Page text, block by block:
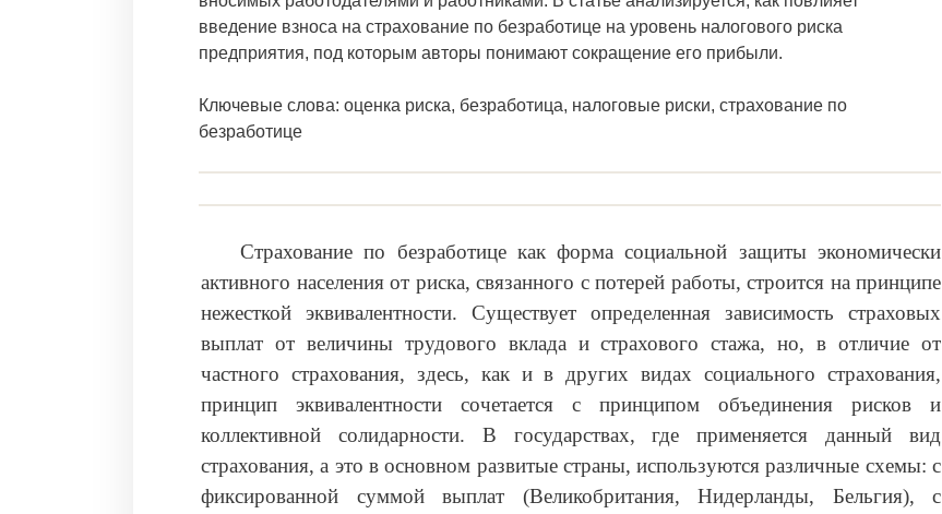
введение взноса на страхование по безработице на уровень налогового риска
предприятия, под которым авторы понимают сокращение его прибыли.
Ключевые слова: оценка риска, безработица, налоговые риски, страхование по
безработице
Страхование по безработице как форма социальной защиты экономически
активного населения от риска, связанного с потерей работы, строится на принципе
нежесткой эквивалентности. Существует определенная зависимость страховых
выплат от величины трудового вклада и страхового стажа, но, в отличие от
частного страхования, здесь, как и в других видах социального страхования,
принцип эквивалентности сочетается с принципом объединения рисков и
коллективной солидарности. В государствах, где применяется данный вид
страхования, а это в основном развитые страны, используются различные схемы: с
фиксированной суммой выплат (Великобритания, Нидерланды, Бельгия), с